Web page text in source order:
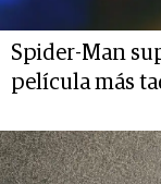
Spider-Man
película más